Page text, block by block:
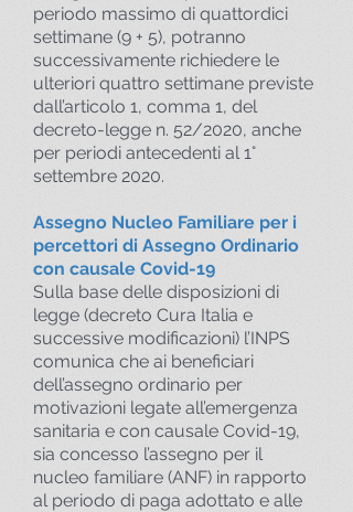
periodo massimo di quattordici
settimane (9 + 5), potranno
successivamente richiedere le
ulteriori quattro settimane previste
dall’articolo 1, comma 1, del
decreto-legge n. 52/2020, anche
per periodi antecedenti al 1°
settembre 2020.
Assegno Nucleo Familiare per i
percettori di Assegno Ordinario
con causale Covid-19
Sulla base delle disposizioni di
legge (decreto Cura Italia e
successive modificazioni) l’INPS
comunica che ai beneficiari
dell’assegno ordinario per
motivazioni legate all’emergenza
sanitaria e con causale Covid-19,
sia concesso l’assegno per il
nucleo familiare (ANF) in rapporto
al periodo di paga adottato e alle